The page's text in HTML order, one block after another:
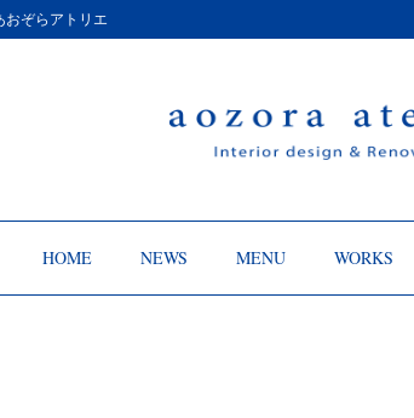
おぞらアトリエ
HOME NEWS MENU WORKS